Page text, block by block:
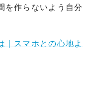
を作らないよう自分
｜スマホとの心地よ